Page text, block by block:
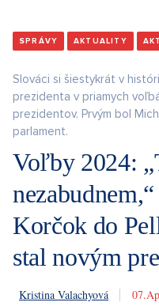
SPRÁVY AKTUALITY
Slováci si šiestykrát v
prezidenta v priamych
prezidentov. Prvým bol
parlament.
Voľby 2024:
Korčok do
stal novým
Kristina Valachyová 7. 4.